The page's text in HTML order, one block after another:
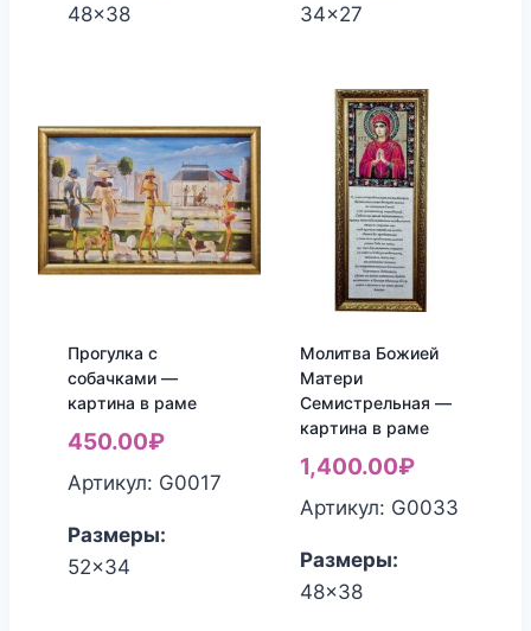
48x38
34x27
Прогулка с
собачками —
картина в раме
450.00₽
Артикул: G0017
Размеры:
52x34
Молитва Божией
Матери
Семистрельная —
картина в раме
1,400.00₽
Артикул: G0033
Размеры:
48x38